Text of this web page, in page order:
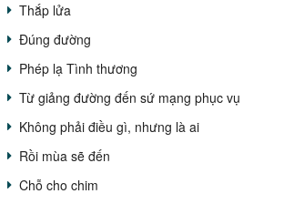
Thắp lửa
Đúng đường
Phép lạ Tình thương
Từ giảng đường đến sứ mạng phục vụ
Không phải điều gì, nhưng là ai
Rồi mùa sẽ đến
Chỗ cho chim